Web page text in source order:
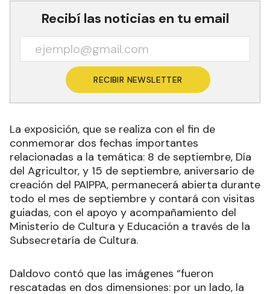
Recibí las noticias en tu email
RECIBIR NEWSLETTER
La exposición, que se realiza con el fin de
conmemorar dos fechas importantes
relacionadas a la temática: 8 de septiembre, Día
del Agricultor, y 15 de septiembre, aniversario de
creación del PAIPPA, permanecerá abierta durante
todo el mes de septiembre y contará con visitas
guiadas, con el apoyo y acompañamiento del
Ministerio de Cultura y Educación a través de la
Subsecretaría de Cultura.
Daldovo contó que las imágenes “fueron
rescatadas en dos dimensiones: por un lado, la